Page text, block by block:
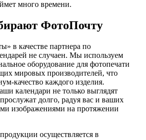
много времени.
ФотоПочту
в качестве партнера по
не случаен. Мы используем
оборудование для фотопечати
мировых производителей, что
качество каждого изделия.
календари не только выглядят
долго, радуя вас и ваших
изображениями на протяжении
осуществляется в